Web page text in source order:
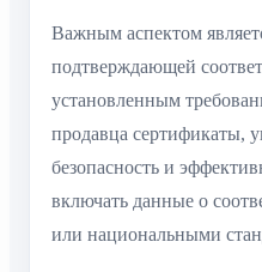
Важным аспектом
подтверждающей
установленным
продавца сертификаты,
безопасность и
включать данные о
или национальными